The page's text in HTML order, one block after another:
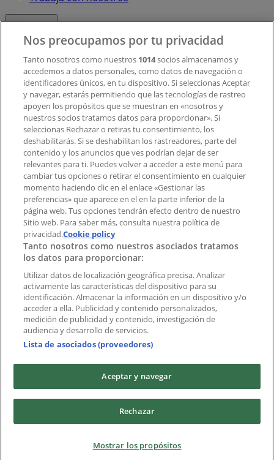
Contacto comercial y de marketing
Tienda mal colocada en el mapa
Notificar un folleto
¿Encontraste un problema en la web o en la
aplicación?
Índices
Marcas
Marcas locales
Negocios
Negocios cercanos
Productos
Productos locales
Ciudades
Descargar la APP Tiendeo
Copyright © Tiendeo ® 2026 · Shopfully Marketing S.L.U. –
Términos y condicionesPolítica de privacidad
Nos preocupamos por tu privacidad
Tanto nosotros como nuestros 1014socios almacenamos y
accedemos a datos personales, como datos de navegación o
identificadores únicos, en tu dispositivo. Si seleccionas Aceptar
y navegar, estarás permitiendo que las tecnologías de rastreo
apoyen los propósitos que se muestran en «nosotros y
nuestros socios tratamos datos para proporcionar». Si
seleccionas Rechazar o retiras tu consentimiento, los
deshabilitarás. Si se deshabilitan los rastreadores, parte del
contenido y los anuncios que ves podrían dejar de ser
relevantes para ti. Puedes volver a acceder a este menú para
cambiar tus opciones o retirar el consentimiento en cualquier
momento haciendo clic en el enlace «Gestionar las
preferencias» que aparece en el en la parte inferior de la
página web. Tus opciones tendrán efecto dentro de nuestro
Sitio web. Para saber más, consulta nuestra política de
privacidad.Cookie policy
Tanto nosotros como nuestros asociados tratamos
los datos para proporcionar:
Utilizar datos de localización geográfica precisa. Analizar
activamente las características del dispositivo para su
identificación. Almacenar la información en un dispositivo y/o
acceder a ella. Publicidad y contenido personalizados,
medición de publicidad y contenido, investigación de
audiencia y desarrollo de servicios.
Lista de asociados (proveedores)
Aceptar y navegar
Rechazar
Mostrar los propósitos